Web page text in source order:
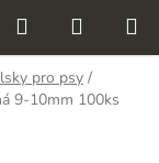
Hledat
KOŠÍK
pro psy /
9-10mm 100ks